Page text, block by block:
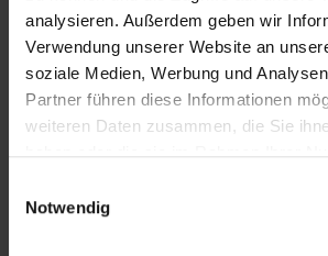
analysieren. Außerdem geben wir
Verwendung unserer Website an
soziale Medien, Werbung und
Partner führen diese Informationen
weiteren Daten zusammen, die Sie
haben oder die sie im Rahmen Ihrer
Notwendig
Farbtönen wirkt zugleich elegant
Produktdetails
Versand &